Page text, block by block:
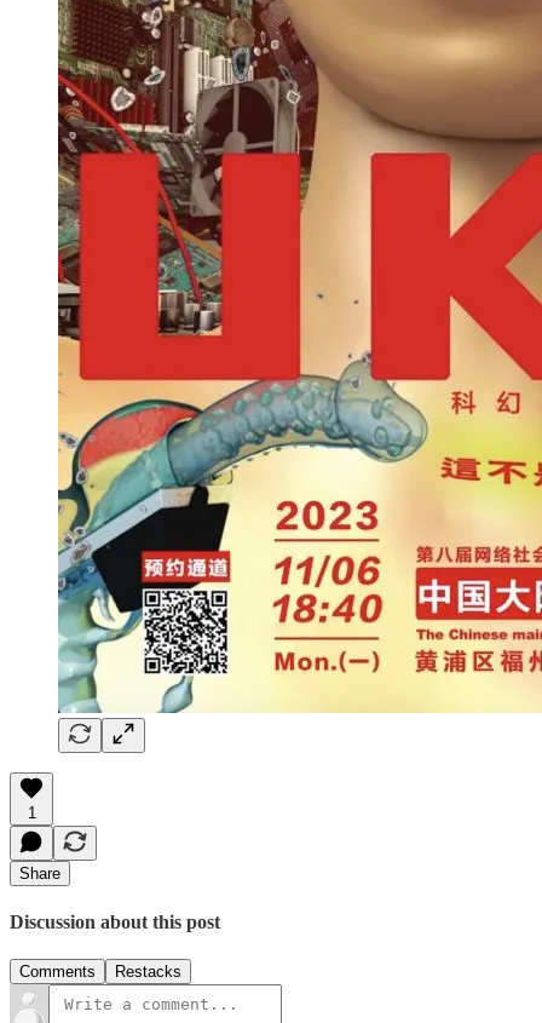
1
Share
Discussion about this post
Comments Restacks